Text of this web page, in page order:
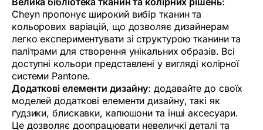
Cheyn пропонує широкий вибір тканин та
кольорових варіацій, що дозволяє дизайнерам
легко експериментувати зі структурою тканини та
палітрами для створення унікальних образів. Всі
доступні кольори представлені у вигляді колірної
системи Pantone.
Додаткові елементи дизайну: додавайте до своїх
моделей додаткові елементи дизайну, такі як
ґудзики, блискавки, капюшони та інші аксесуари.
Це дозволяє доопрацювати невеличкі деталі та